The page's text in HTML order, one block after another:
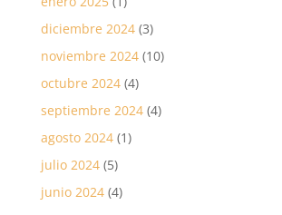
diciembre 2024(3)
noviembre 2024(10)
octubre 2024(4)
septiembre 2024(4)
agosto 2024(1)
julio 2024(5)
junio 2024(4)